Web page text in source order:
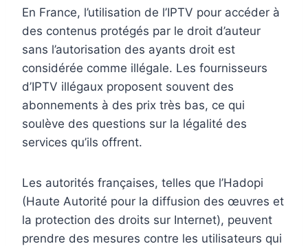
En France, l’utilisation de l’IPTV pour accéder à
des contenus protégés par le droit d’auteur
sans l’autorisation des ayants droit est
considérée comme illégale. Les fournisseurs
d’IPTV illégaux proposent souvent des
abonnements à des prix très bas, ce qui
soulève des questions sur la légalité des
services qu’ils offrent.
Les autorités françaises, telles que l’Hadopi
(Haute Autorité pour la diffusion des œuvres et
la protection des droits sur Internet), peuvent
prendre des mesures contre les utilisateurs qui